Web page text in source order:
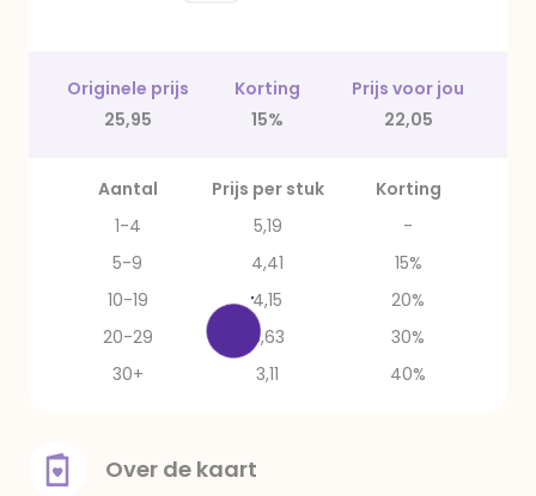
Originele prijs Korting
Prijs voor jou
25,95
15% 22,05
Aantal Prijs per stuk
Korting
1-4
5,19
-
5-9
4,41
15%
10-19
4,15
20%
20-29
3,63
30%
30+
3,11 40%
Over de kaart